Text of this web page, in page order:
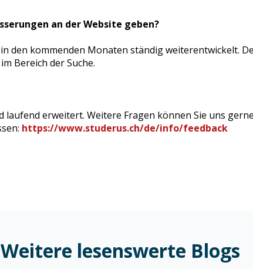
an der Website geben?
den kommenden Monaten ständig weiterentwickelt.
Bereich der Suche.
laufend erweitert. Weitere Fragen können Sie uns
https://www.studerus.ch/de/info/feedback
Weitere lesenswerte Blogs